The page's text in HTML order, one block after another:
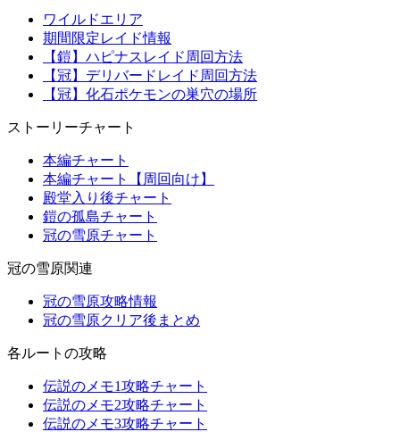
ワイルドエリア
期間限定レイド情報
【鎧】ハピナスレイド周回方法
【冠】デリバードレイド周回方法
【冠】化石ポケモンの巣穴の場所
ストーリーチャート
本編チャート
本編チャート【周回向け】
殿堂入り後チャート
鎧の孤島チャート
冠の雪原チャート
冠の雪原関連
冠の雪原攻略情報
冠の雪原クリア後まとめ
各ルートの攻略
伝説のメモ1攻略チャート
伝説のメモ2攻略チャート
伝説のメモ3攻略チャート